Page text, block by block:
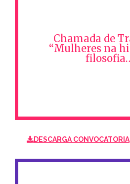
Chamada de
“Mulheres na
“Mulheres na
DESCARGA CONVOCATORIA